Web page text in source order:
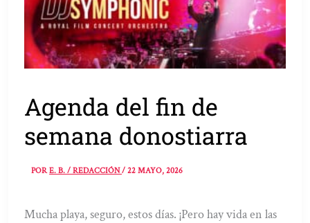
Agenda del fin de
semana donostiarra
PORE. B. / REDACCIÓN/22 MAYO, 2026
Mucha playa, seguro, estos días. ¡Pero hay vida en las